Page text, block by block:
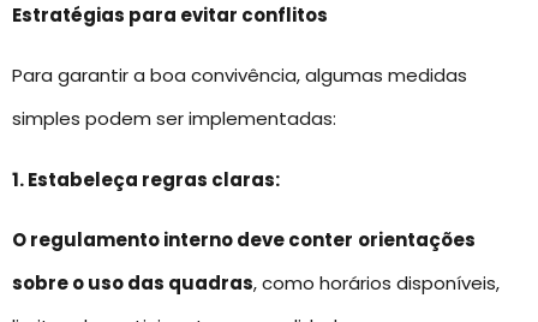
Estratégias para evitar conflitos
Para garantir a boa convivência, algumas medidas
simples podem ser implementadas:
1. Estabeleça regras claras:
O regulamento interno deve conter orientações
sobre o uso das quadras, como horários disponíveis,